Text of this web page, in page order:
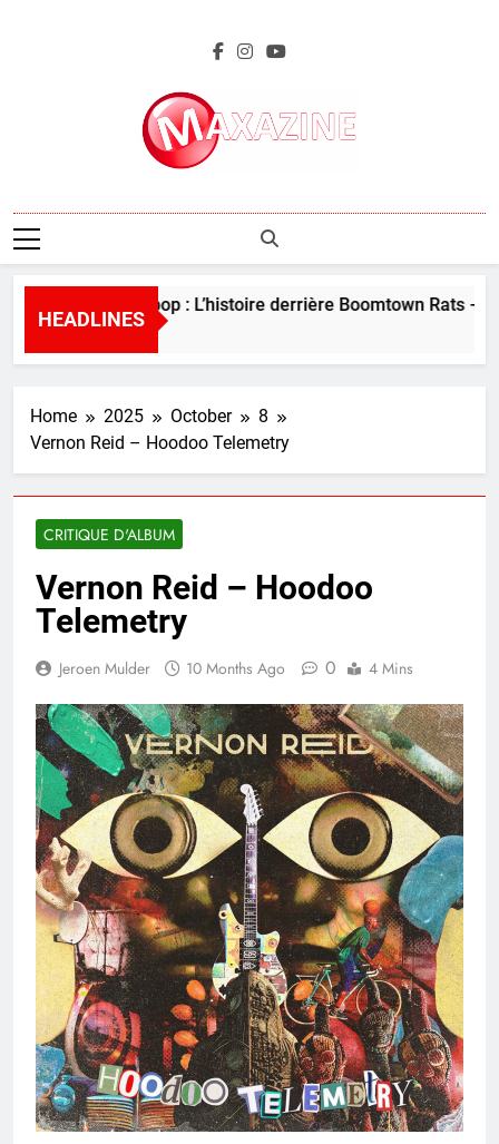
Maxazine.fr
HEADLINES
Perles de la pop : L’histoire derrière Boomtown Rats – “I
5 Days Ago
Home 2025 October
8
Vernon Reid – Hoodoo Telemetry
CRITIQUE D'ALBUM
Vernon Reid – Hoodoo
Telemetry
Jeroen Mulder 10 Months Ago 0 4 Mins